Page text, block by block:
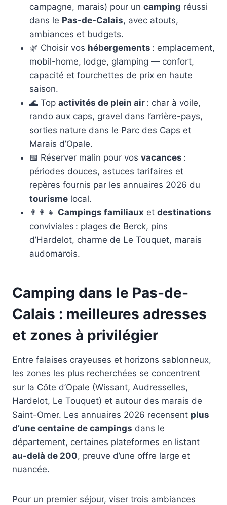
campagne, marais) pour un camping réussi
dans le Pas-de-Calais, avec atouts,
ambiances et budgets.
🌿 Choisir vos hébergements : emplacement,
mobil-home, lodge, glamping — confort,
capacité et fourchettes de prix en haute
saison.
🌊 Top activités de plein air : char à voile,
rando aux caps, gravel dans l’arrière-pays,
sorties nature dans le Parc des Caps et
Marais d’Opale.
📅 Réserver malin pour vos vacances :
périodes douces, astuces tarifaires et
repères fournis par les annuaires 2026 du
tourisme local.
👨‍👩‍👧 Campings familiaux et destinations
conviviales : plages de Berck, pins
d’Hardelot, charme de Le Touquet, marais
audomarois.
Camping dans le Pas-de-
Calais : meilleures adresses
et zones à privilégier
Entre falaises crayeuses et horizons sablonneux,
les zones les plus recherchées se concentrent
sur la Côte d’Opale (Wissant, Audresselles,
Hardelot, Le Touquet) et autour des marais de
Saint-Omer. Les annuaires 2026 recensent plus
d’une centaine de campings dans le
département, certaines plateformes en listant
au-delà de 200, preuve d’une offre large et
nuancée.
Pour un premier séjour, viser trois ambiances